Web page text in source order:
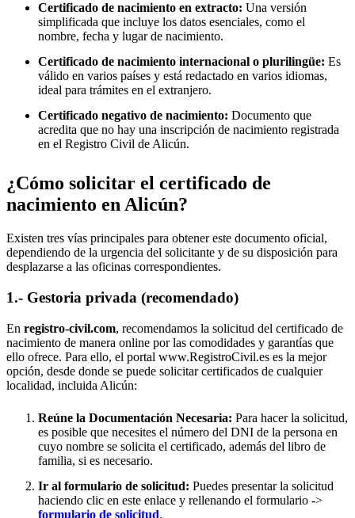
Certificado de nacimiento en extracto: Una versión
simplificada que incluye los datos esenciales, como el
nombre, fecha y lugar de nacimiento.
Certificado de nacimiento internacional o plurilingüe: Es
válido en varios países y está redactado en varios idiomas,
ideal para trámites en el extranjero.
Certificado negativo de nacimiento: Documento que
acredita que no hay una inscripción de nacimiento registrada
en el Registro Civil de Alicún.
¿Cómo solicitar el certificado de
nacimiento enAlicún?
Existen tres vías principales para obtener este documento oficial,
dependiendo de la urgencia del solicitante y de su disposición para
desplazarse a las oficinas correspondientes.
1.- Gestoria privada (recomendado)
En registro-civil.com, recomendamos la solicitud del certificado de
nacimiento de manera online por las comodidades y garantías que
ello ofrece. Para ello, el portal www.RegistroCivil.es es la mejor
opción, desde donde se puede solicitar certificados de cualquier
localidad, incluida Alicún:
Reúne la Documentación Necesaria: Para hacer la solicitud,
es posible que necesites el número del DNI de la persona en
cuyo nombre se solicita el certificado, además del libro de
familia, si es necesario.
Ir al formulario de solicitud: Puedes presentar la solicitud
haciendo clic en este enlace y rellenando el formulario ->
formulario de solicitud.